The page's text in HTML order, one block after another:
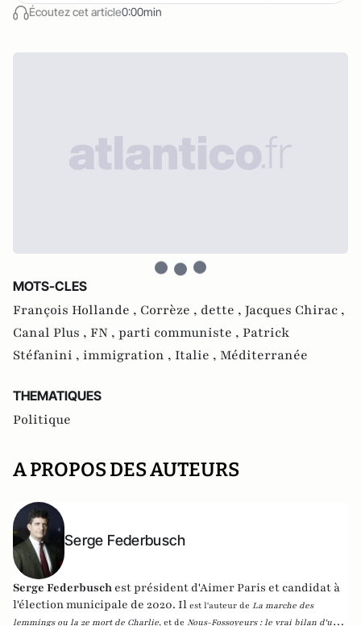
Écoutez cet article0:00min
MOTS-CLES
François Hollande , Corrèze , dette , Jacques Chirac ,
Canal Plus , FN , parti communiste , Patrick
Stéfanini , immigration , Italie , Méditerranée
THEMATIQUES
Politique
A PROPOS DES AUTEURS
Serge Federbusch
Serge Federbusch est président d'Aimer Paris et candidat à
l'élection municipale de 2020. Il est l'auteur de La marche des
lemmings ou la 2e mort de Charlie, et de Nous-Fossoyeurs : le vrai bilan d'un